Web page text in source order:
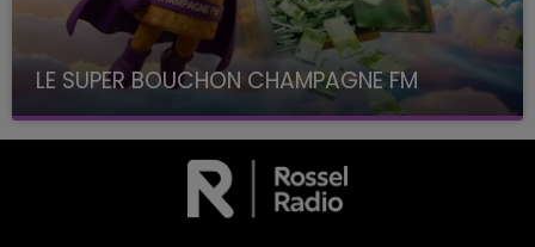
LE SUPER BOUCHON CHAMPAGNE FM
avec La Famille Champagne FM, à 8H10